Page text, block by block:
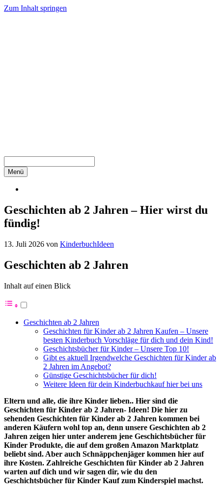
Zum Inhalt springen
Menü
Geschichten ab 2 Jahren – Hier wirst du
fündig!
13. Juli 2026 von KinderbuchIdeen
Geschichten ab 2 Jahren
Inhalt auf einen Blick
Geschichten ab 2 Jahren
Geschichten für Kinder ab 2 Jahren Kaufen – Unsere
besten Kinderbuch Vorschläge für dich und dein Kind!
Geschichtsbücher für Kinder – Unsere Top 10!
Gibt es aktuell Irgendwelche Geschichten für Kinder ab
2 Jahren im Angebot?
Günstige Geschichtsbücher für dich!
Weitere Ideen für dein Kinderbuchkauf hier bei uns
Eltern und alle, die ihre Kinder lieben.. Hier sind die
Geschichten für Kinder ab 2 Jahren- Ideen! Die hier zu
sehenden Geschichten für Kinder ab 2 Jahren kommen bei
anderen Käufern wohl top an, denn unsere Geschichten ab 2
Jahren zeigen hier unter anderem jene Geschichtsbücher für
Kinder Produkte, die auf dem großen Amazon Marktplatz
beliebt sind. Aber auch Schnäppchenjäger kommen hier auf
ihre Kosten. Zahlreiche Geschichten für Kinder ab 2 Jahren
warten auf dich und wir sagen dir, wie du den
Geschichtsbücher für Kinder Kauf zum Kinderspiel machst.